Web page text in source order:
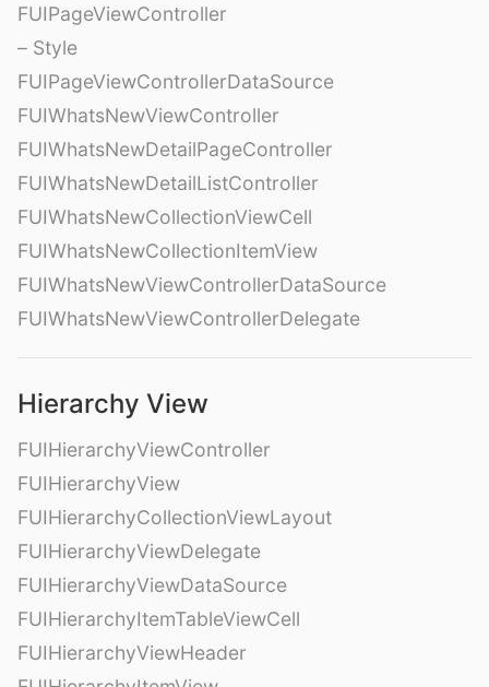
FUIPageViewController
– Style
FUIPageViewControllerDataSource
FUIWhatsNewViewController
FUIWhatsNewDetailPageController
FUIWhatsNewDetailListController
FUIWhatsNewCollectionViewCell
FUIWhatsNewCollectionItemView
FUIWhatsNewViewControllerDataSource
FUIWhatsNewViewControllerDelegate
Hierarchy View
FUIHierarchyViewController
FUIHierarchyView
FUIHierarchyCollectionViewLayout
FUIHierarchyViewDelegate
FUIHierarchyViewDataSource
FUIHierarchyItemTableViewCell
FUIHierarchyViewHeader